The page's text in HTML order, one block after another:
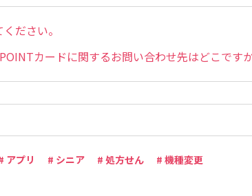
ださい。
カードに関するお問い合わせ先はどこですか
アプリ # シニア # 処方せん # 機種変更